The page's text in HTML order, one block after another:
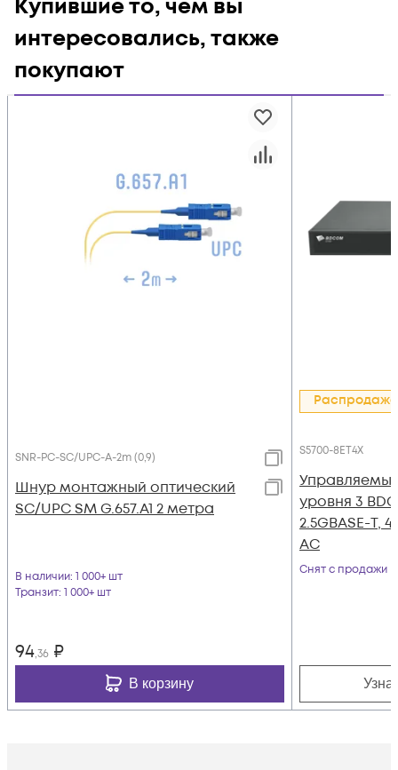
Купившие то, чем вы
интересовались, также
покупают
SNR-PC-SC/UPC-A-2m (0,9)
Шнур монтажный оптический
SC/UPC SM G.657.A1 2 метра
В наличии: 1 000+ шт
Транзит: 1 000+ шт
94,36 ₽
В корзину
S5700-8ET4X
уровня 3
2.5GBASE-Т,
AC
Снят с продажи